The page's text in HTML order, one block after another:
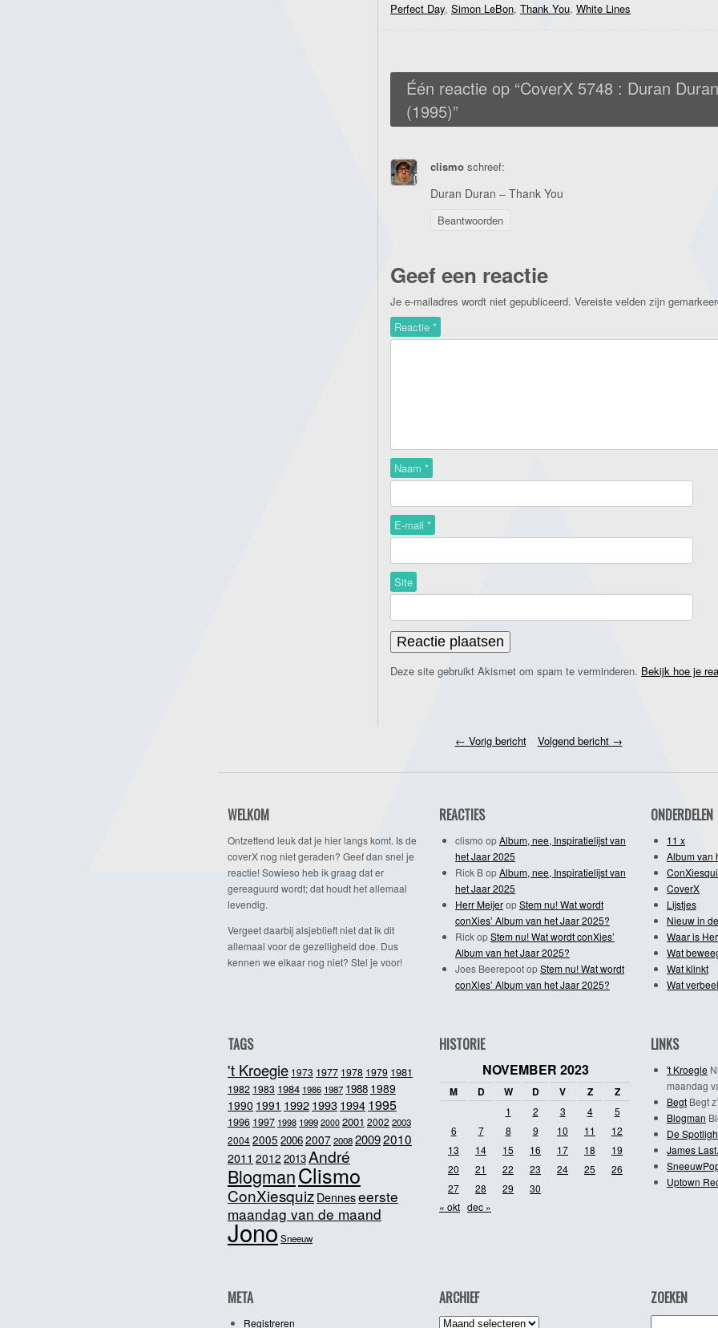
Perfect Day, Simon LeBon, Thank You, White Lines
Één reactie op “CoverX 5748 : Duran
(1995)”
clismo schreef:
Duran Duran – Thank You
Beantwoorden
Geef een reactie
Je e-mailadres wordt niet gepubliceerd. Vereiste velden zijn
Reactie *
Naam *
E-mail *
Site
Deze site gebruikt Akismet om spam te verminderen. Bekijk hoe je
← Vorig bericht Volgend bericht →
WELKOM
Ontzettend leuk dat je hier langs komt. Is de
coverX nog niet geraden? Geef dan snel je
reactie! Sowieso heb ik graag dat er
gereaguurd wordt; dat houdt het allemaal
levendig.
Vergeet daarbij alsjeblieft niet dat ik dit
allemaal voor de gezelligheid doe. Dus
kennen we elkaar nog niet? Stel je voor!
REACTIES
clismo opAlbum, nee, Inspiratielijst van
het Jaar 2025
Rick BopAlbum, nee, Inspiratielijst van
het Jaar 2025
Herr MeijeropStem nu! Wat wordt
conXies’ Album van het Jaar 2025?
RickopStem nu! Wat wordt conXies’
Album van het Jaar 2025?
Joes BeerepootopStem nu! Wat wordt
conXies’ Album van het Jaar 2025?
ONDERDELEN
11 x
Album van
CoverX
Lijstjes
Nieuw in
Waar is
Wat
Wat klinkt
Wat
TAGS
't Kroegie 1973 1977 1978 1979 1981
1982 1983 1984 1986 1987 1988 1989
1990 1991 19921993 1994 1995
1996 1997 1998 1999 2000 2001 2002 2003
20042005 20062007200820092010
2011 2012 2013André
BlogmanClismo
ConXiesquiz Denneseerste
maandag van de maand
JonoSneeuw
HISTORIE
NOVEMBER 2023
M D W D V Z Z
1 2 3 4
5
6
7 8 9 10 11
12
13
14 15 16 17 18
19
20
21 22 23 24 25
26
27
28 29
30
« okt dec »
LINKS
't Kroegie
maandag
Begt Begt
Blogman
De
James
Uptown
META
Registreren
ARCHIEF
Archief
ZOEKEN